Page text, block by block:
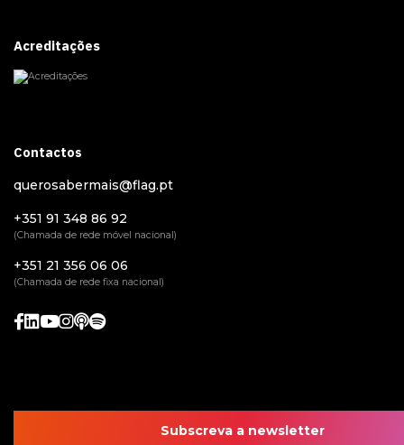
Acreditações
Contactos
querosabermais@flag.pt
+351 91 348 86 92
(Chamada de rede móvel nacional)
+351 21 356 06 06
(Chamada de rede fixa nacional)
Subscreva a newsletter